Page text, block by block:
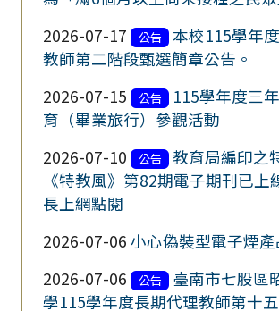
2026-07-17
公告
本校115學年
教師第二階段甄選簡章公告。
2026-07-15
公告
115學年度三
育（畢業旅行）參觀活動
2026-07-10
公告
教育局編印之
《特教風》第82期電子期刊已上
長上網點閱
2026-07-06 小心偽裝型電子煙產
2026-07-06
公告
臺南市七股區
學115學年度長期代理教師第十